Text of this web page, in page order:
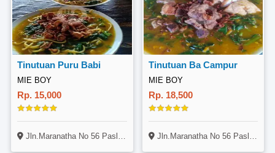
Tinutuan Puru Babi
MIE BOY
Rp. 15,000
Jln.Maranatha No 56 Paslaten I Lingkungan IV Tomohon Timur
Tinutuan Ba Campur
MIE BOY
Rp. 18,500
Jln.Maranatha No 56 Paslaten I Lingkungan IV Tomohon Timur